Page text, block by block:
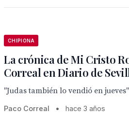
CHIPIONA
La crónica de Mi Cristo
Correal en Diario de
"Judas también lo vendió en jueves"
Paco Correal • hace 3 años